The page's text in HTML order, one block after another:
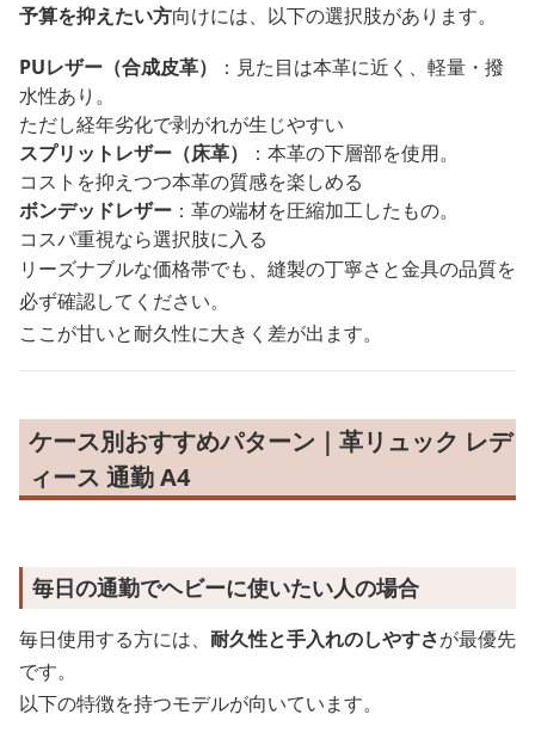
予算を抑えたい方向けには、以下の選択肢があります。
PUレザー（合成皮革）
：見た目は本革に近く、軽量・撥
水性あり。
ただし経年劣化で剥がれが生じやすい
スプリットレザー（床革）
：本革の下層部を使用。
コストを抑えつつ本革の質感を楽しめる
ボンデッドレザー ：革の端材を圧縮加工したもの。
コスパ重視なら選択肢に入る
リーズナブルな価格帯でも、縫製の丁寧さと金具の品質を
必ず確認してください。
ここが甘いと耐久性に大きく差が出ます。
ケース別おすすめパターン｜革リュック レデ
ィース 通勤 A4
毎日の通勤でヘビーに使いたい人の場合
毎日使用する方には、 耐久性と手入れのしやすさが最優先
です。
以下の特徴を持つモデルが向いています。